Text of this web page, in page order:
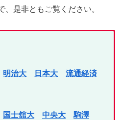
是非ともご覧ください。
明治大 日本大
流通経済
国士舘大 中央大
駒澤